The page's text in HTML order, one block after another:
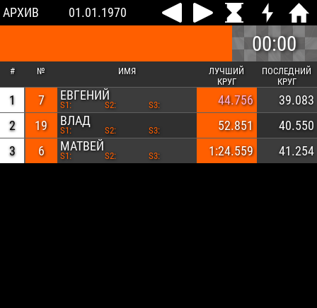
АРХИВ 01.01.1970
00:00
# № ИМЯ
ЛУЧШИЙ
КРУГ
ПОСЛЕДНИЙ
КРУГ
1 7 ЕВГЕНИЙ
S1: S2: S3: 44.756
39.083
2
19 ВЛАД
S1: S2: S3: 52.851
40.550
3
6 МАТВЕЙ
S1: S2: S3: 1:24.559 41.254